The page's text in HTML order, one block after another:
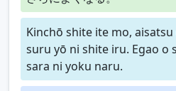
Kinchō shite ite mo,
suru yō ni shite iru. Egao o
sara ni yoku naru.